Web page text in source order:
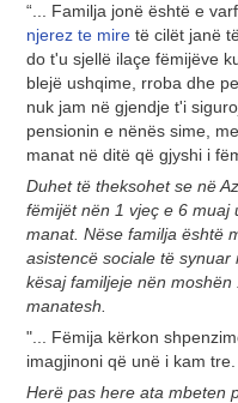
“... Familja jonë është e
njerez te mire të cilët janë
do t'u sjellë ilaçe fëmijëve
blejë ushqime, rroba dhe
nuk jam në gjendje t'i
pensionin e nënës sime,
manat në ditë që gjyshi i
Duhet të theksohet se në
fëmijët nën 1 vjeç e 6 muaj
manat. Nëse familja është
asistencë sociale të
kësaj familjeje nën
manatesh.
"... Fëmija kërkon
imagjinoni që unë i kam
Herë pas here ata mbeten